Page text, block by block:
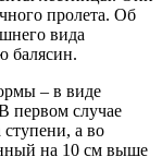
пролета. Об
вида
балясин.
– в виде
первом случае
а во
на 10 см выше